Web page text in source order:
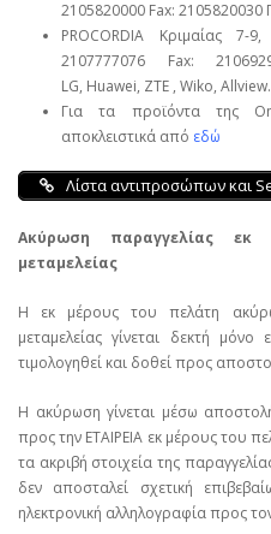
2105820000 Fax: 2105820030
PROCORDIA Κριμαίας
2107777076 Fax:
LG, Huawei, ΖΤΕ , Wiko, Allview.
Για τα προϊόντα της
αποκλειστικά από εδώ
Λίστα αντιπροσώπων και
Ακύρωση παραγγελίας
μεταμελείας
Η εκ μέρους του πελάτη
μεταμελείας γίνεται δεκτή
τιμολογηθεί και δοθεί προς
Η ακύρωση γίνεται μέσω
προς την ΕΤΑΙΡΕΙΑ εκ μέρους του
τα ακριβή στοιχεία της
δεν αποσταλεί σχετική
ηλεκτρονική αλληλογραφία προς